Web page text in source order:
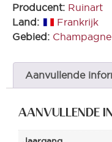
Producent: Ruinart
Land:
Frankrijk
Gebied: Champagne
Aanvullende
AANVULLENDE